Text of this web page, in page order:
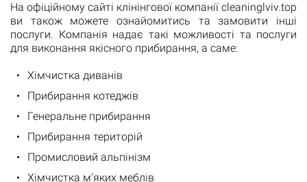
На офіційному сайті клінінгової компанії cleaninglviv.top
ви також можете ознайомитись та замовити інші
послуги. Компанія надає такі можливості та послуги
для виконання якісного прибирання, а саме:
Хімчистка диванів
Прибирання котеджів
Генеральне прибирання
Прибирання територій
Промисловий альпінізм
Хімчистка м'яких меблів